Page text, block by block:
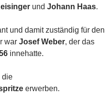
und Johann Haas.
und damit zuständig für den
war Josef Weber, der das
innehatte.
die
erwerben.